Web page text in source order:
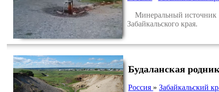
Минеральный источник
Забайкальского края.
Будаланская
Россия »Забайкальский